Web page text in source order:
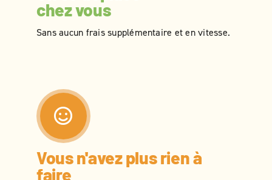
chez vous
Sans aucun frais supplémentaire et en vitesse.
Vous n'avez plus rien à
faire